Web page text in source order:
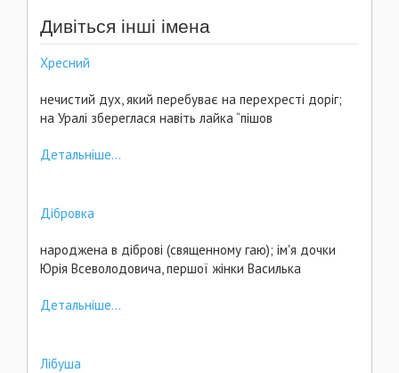
Дивіться інші імена
Хресний
нечистий дух, який перебуває на перехресті доріг;
на Уралі збереглася навіть лайка “пішов
Детальніше...
Дібровка
народжена в діброві (священному гаю); ім'я дочки
Юрія Всеволодовича, першої жінки Василька
Детальніше...
Лібуша